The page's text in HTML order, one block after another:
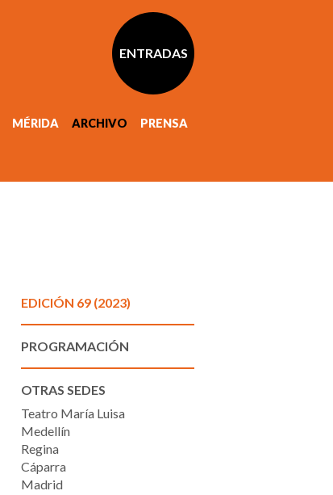
ENTRADAS
MÉRIDA ARCHIVO PRENSA
EDICIÓN 69 (2023)
PROGRAMACIÓN
OTRAS SEDES
Teatro María Luisa
Medellín
Regina
Cáparra
Madrid